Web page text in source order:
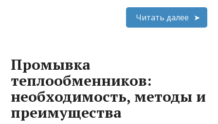
Читать далее
Промывка
теплообменников:
необходимость, методы и
преимущества